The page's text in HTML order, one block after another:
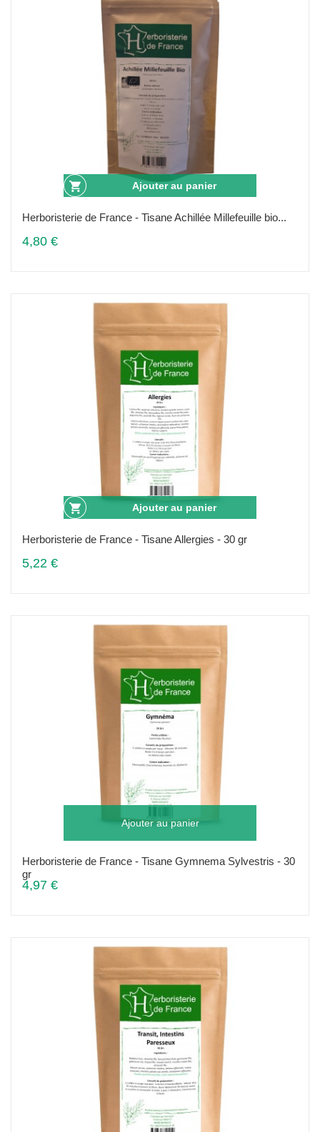
Ajouter au panier
Herboristerie de France - Tisane Achillée Millefeuille bio...
4,80 €
Ajouter au panier
Herboristerie de France - Tisane Allergies - 30 gr
5,22 €
Ajouter au panier
Herboristerie de France - Tisane Gymnema Sylvestris - 30
gr
4,97 €